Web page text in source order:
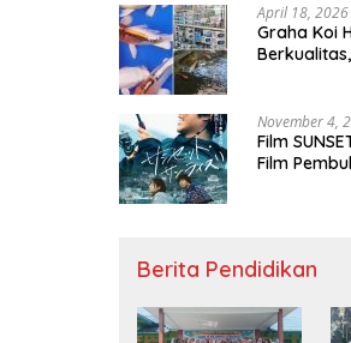
April 18, 2026
Graha Koi
November 4,
Film
Film
Berita Pendidikan